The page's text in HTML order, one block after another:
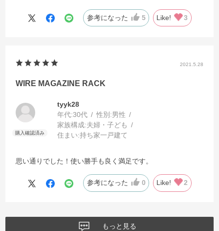
しやすいし、家事の負担が格段に減りました。気に入ったの
で、追加でもう1つ購入。春夏用と秋冬用としてクローゼッ
で転倒の心配なく、固定はしていません。春夏用には半袖T
いろいろがちょうどいいので、ありがたいです。
参考になった 5 Like! 3
2021.5.28
WIRE MAGAZINE RACK
tyyk28
年代:30代 性別:男性
家族構成:夫婦・子ども
住まい:持ち家一戸建て
思い通りでした！使い勝手も良く満足です。
参考になった 0 Like! 2
もっと見る